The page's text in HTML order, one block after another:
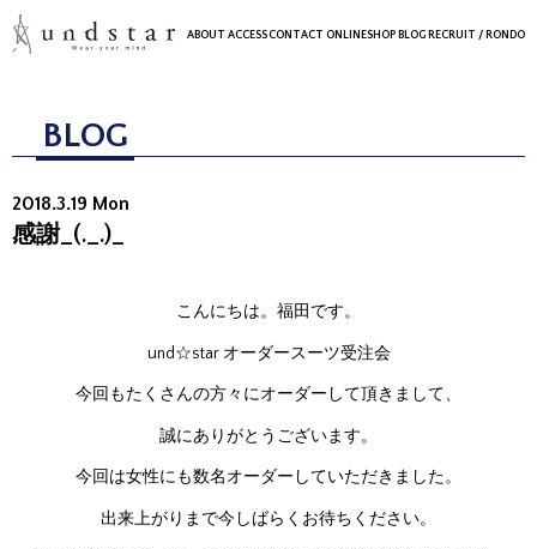
ABOUT ACCESSCONTACT ONLINESHOP BLOG RECRUIT / RONDO
BLOG
2018.3.19 Mon
感謝_(._.)_
こんにちは。福田です。
und☆star オーダースーツ受注会
今回もたくさんの方々にオーダーして頂きまして、
誠にありがとうございます。
今回は女性にも数名オーダーしていただきました。
出来上がりまで今しばらくお待ちください。